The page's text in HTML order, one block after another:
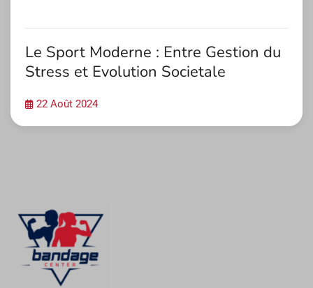
Le Sport Moderne : Entre Gestion du
Stress et Evolution Societale
22 Août 2024